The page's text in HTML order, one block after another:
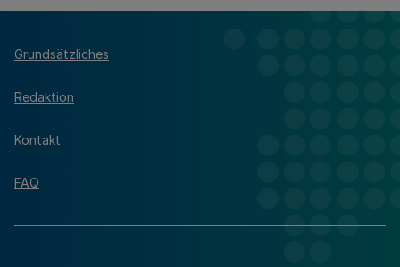
Grundsätzliches
Redaktion
Kontakt
FAQ